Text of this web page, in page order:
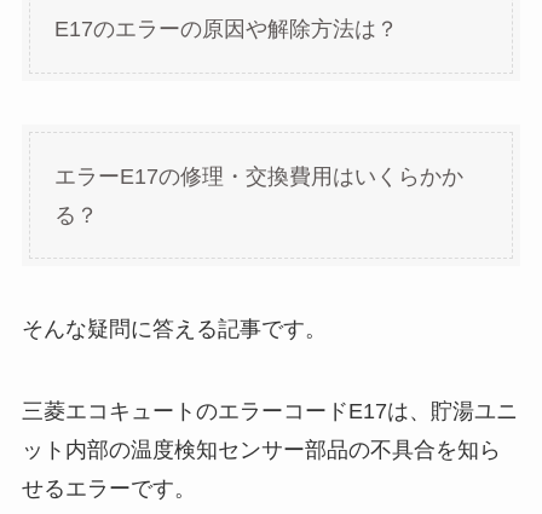
E17のエラーの原因や解除方法は？
エラーE17の修理・交換費用はいくらかか
る？
そんな疑問に答える記事です。
三菱エコキュートのエラーコードE17は、貯湯ユニ
ット内部の温度検知センサー部品の不具合を知ら
せるエラーです。